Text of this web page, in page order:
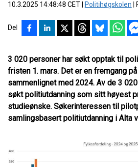
10.3.2025 14:48:48 CET Politihøgskolen
Del
3 020 personer har søkt opptak til
fristen 1. mars. Det er en fremgang
sammenlignet med 2024. Av de 3
søkt politiutdanning som sitt høyest
studieønske. Søkerinteressen til
samlingsbasert politiutdanning i Alta